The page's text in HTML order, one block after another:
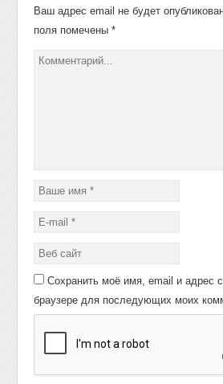
Ваш адрес email не будет
поля помечены*
Сохранить моё имя, email и адрес
браузере для последующих моих